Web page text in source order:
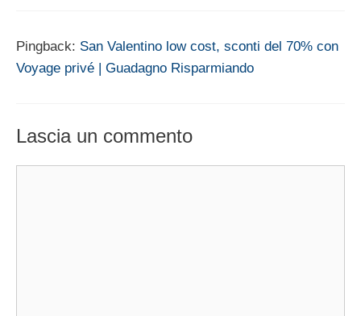
Pingback: San Valentino low cost, sconti del 70% con
Voyage privé | Guadagno Risparmiando
Lascia un commento